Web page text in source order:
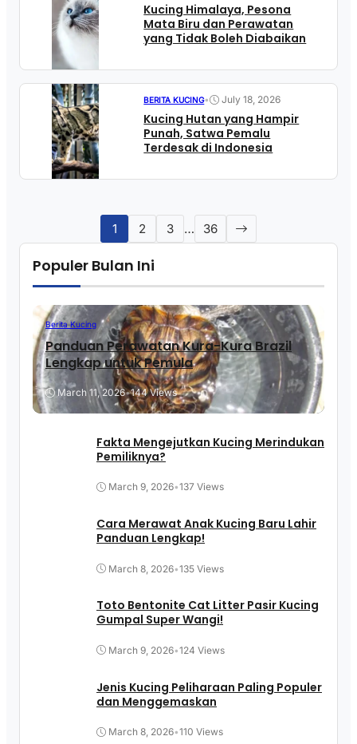
Kucing Himalaya, Pesona
Mata Biru dan Perawatan
yang Tidak Boleh Diabaikan
BERITA KUCING• July 18, 2026
Kucing Hutan yang Hampir
Punah, Satwa Pemalu
Terdesak di Indonesia
1 2 3 … 36
Populer Bulan Ini
Berita Kucing
Panduan Perawatan Kura-Kura Brazil
Lengkap untuk Pemula
March 11, 2026•144 Views
Fakta Mengejutkan Kucing Merindukan
Pemiliknya?
March 9, 2026•137 Views
Cara Merawat Anak Kucing Baru Lahir
Panduan Lengkap!
March 8, 2026•135 Views
Toto Bentonite Cat Litter Pasir Kucing
Gumpal Super Wangi!
March 9, 2026•124 Views
Jenis Kucing Peliharaan Paling Populer
dan Menggemaskan
March 8, 2026•110 Views